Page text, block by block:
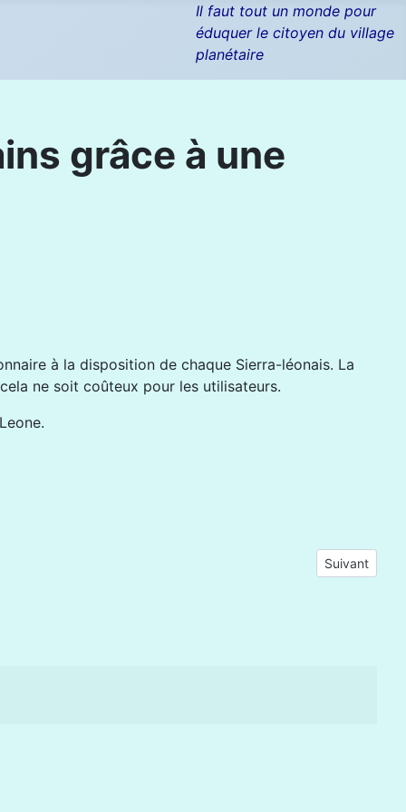
Il faut tout un monde pour
éduquer le citoyen du village
planétaire
grâce à une
à la disposition de chaque Sierra-léonais. La
ne soit coûteux pour les utilisateurs.
Article
Suivant